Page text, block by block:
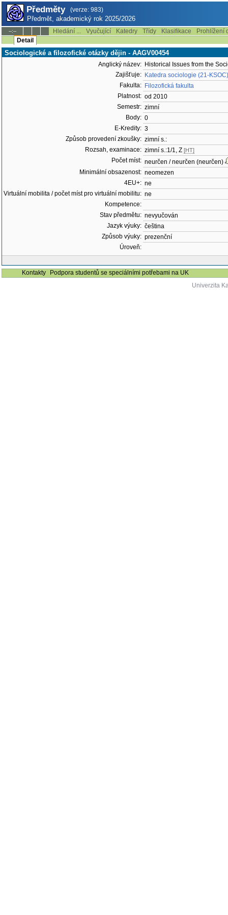
Předměty (verze: 983)
Předmět, akademický rok 2025/2026
--:-- Hledání ... Vyučující Katedry Třídy Klasifikace
Prohlížení
Detail
Sociologické a filozofické otázky dějin - AAGV00454
Anglický název: Historical Issues from the
Zajišťuje: Katedra sociologie (21-KSOC)
Fakulta: Filozofická fakulta
Platnost: od 2010
Semestr: zimní
Body: 0
E-Kredity: 3
Způsob provedení zkoušky: zimní s.:
Rozsah, examinace: zimní s.:1/1, Z [HT]
Počet míst: neurčen / neurčen (neurčen)
Minimální obsazenost: neomezen
4EU+: ne
Virtuální mobilita / počet míst pro virtuální mobilitu: ne
Kompetence:
Stav předmětu: nevyučován
Jazyk výuky: čeština
Způsob výuky: prezenční
Úroveň:
Kontakty
Podpora studentů se speciálními potřebami na UK
Univerzita